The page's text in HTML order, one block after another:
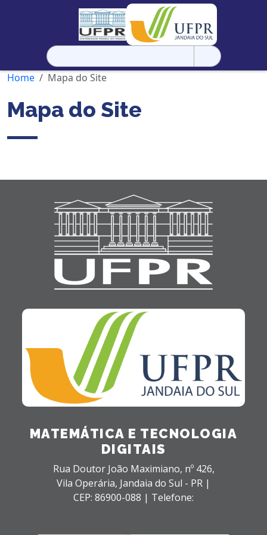
Pesquisar
por:
Home
Mapa do Site
Mapa do Site
MATEMÁTICA E TECNOLOGIA
DIGITAIS
Rua Doutor João Maximiano, nº 426,
Vila Operária, Jandaia do Sul - PR |
CEP: 86900-088 | Telefone: